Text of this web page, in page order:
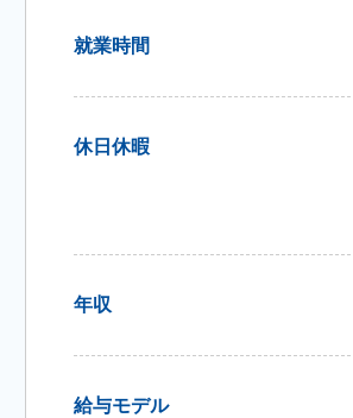
就業時間
休日休暇
年収
給与モデル